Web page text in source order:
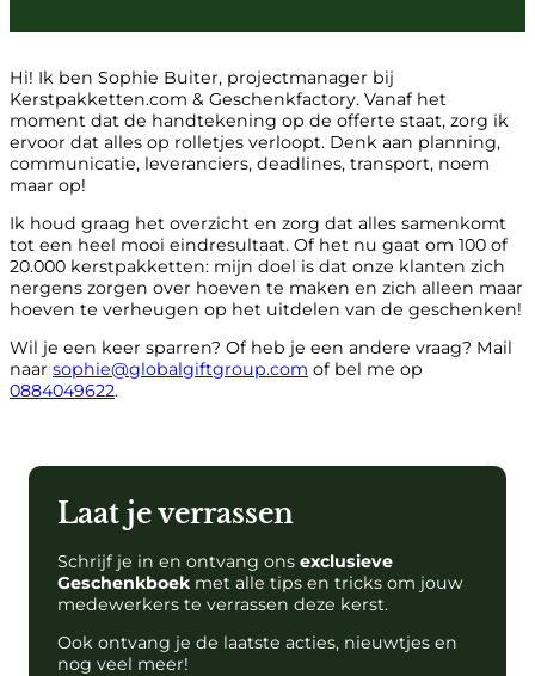
Hi! Ik ben Sophie Buiter, projectmanager bij
Kerstpakketten.com & Geschenkfactory. Vanaf het
moment dat de handtekening op de offerte staat, zorg ik
ervoor dat alles op rolletjes verloopt. Denk aan planning,
communicatie, leveranciers, deadlines, transport, noem
maar op!
Ik houd graag het overzicht en zorg dat alles samenkomt
tot een heel mooi eindresultaat. Of het nu gaat om 100 of
20.000 kerstpakketten: mijn doel is dat onze klanten zich
nergens zorgen over hoeven te maken en zich alleen maar
hoeven te verheugen op het uitdelen van de geschenken!
Wil je een keer sparren? Of heb je een andere vraag? Mail
naar sophie@globalgiftgroup.com of bel me op
0884049622.
Laat je verrassen
Schrijf je in en ontvang ons exclusieve
Geschenkboek met alle tips en tricks om jouw
medewerkers te verrassen deze kerst.
Ook ontvang je de laatste acties, nieuwtjes en
nog veel meer!